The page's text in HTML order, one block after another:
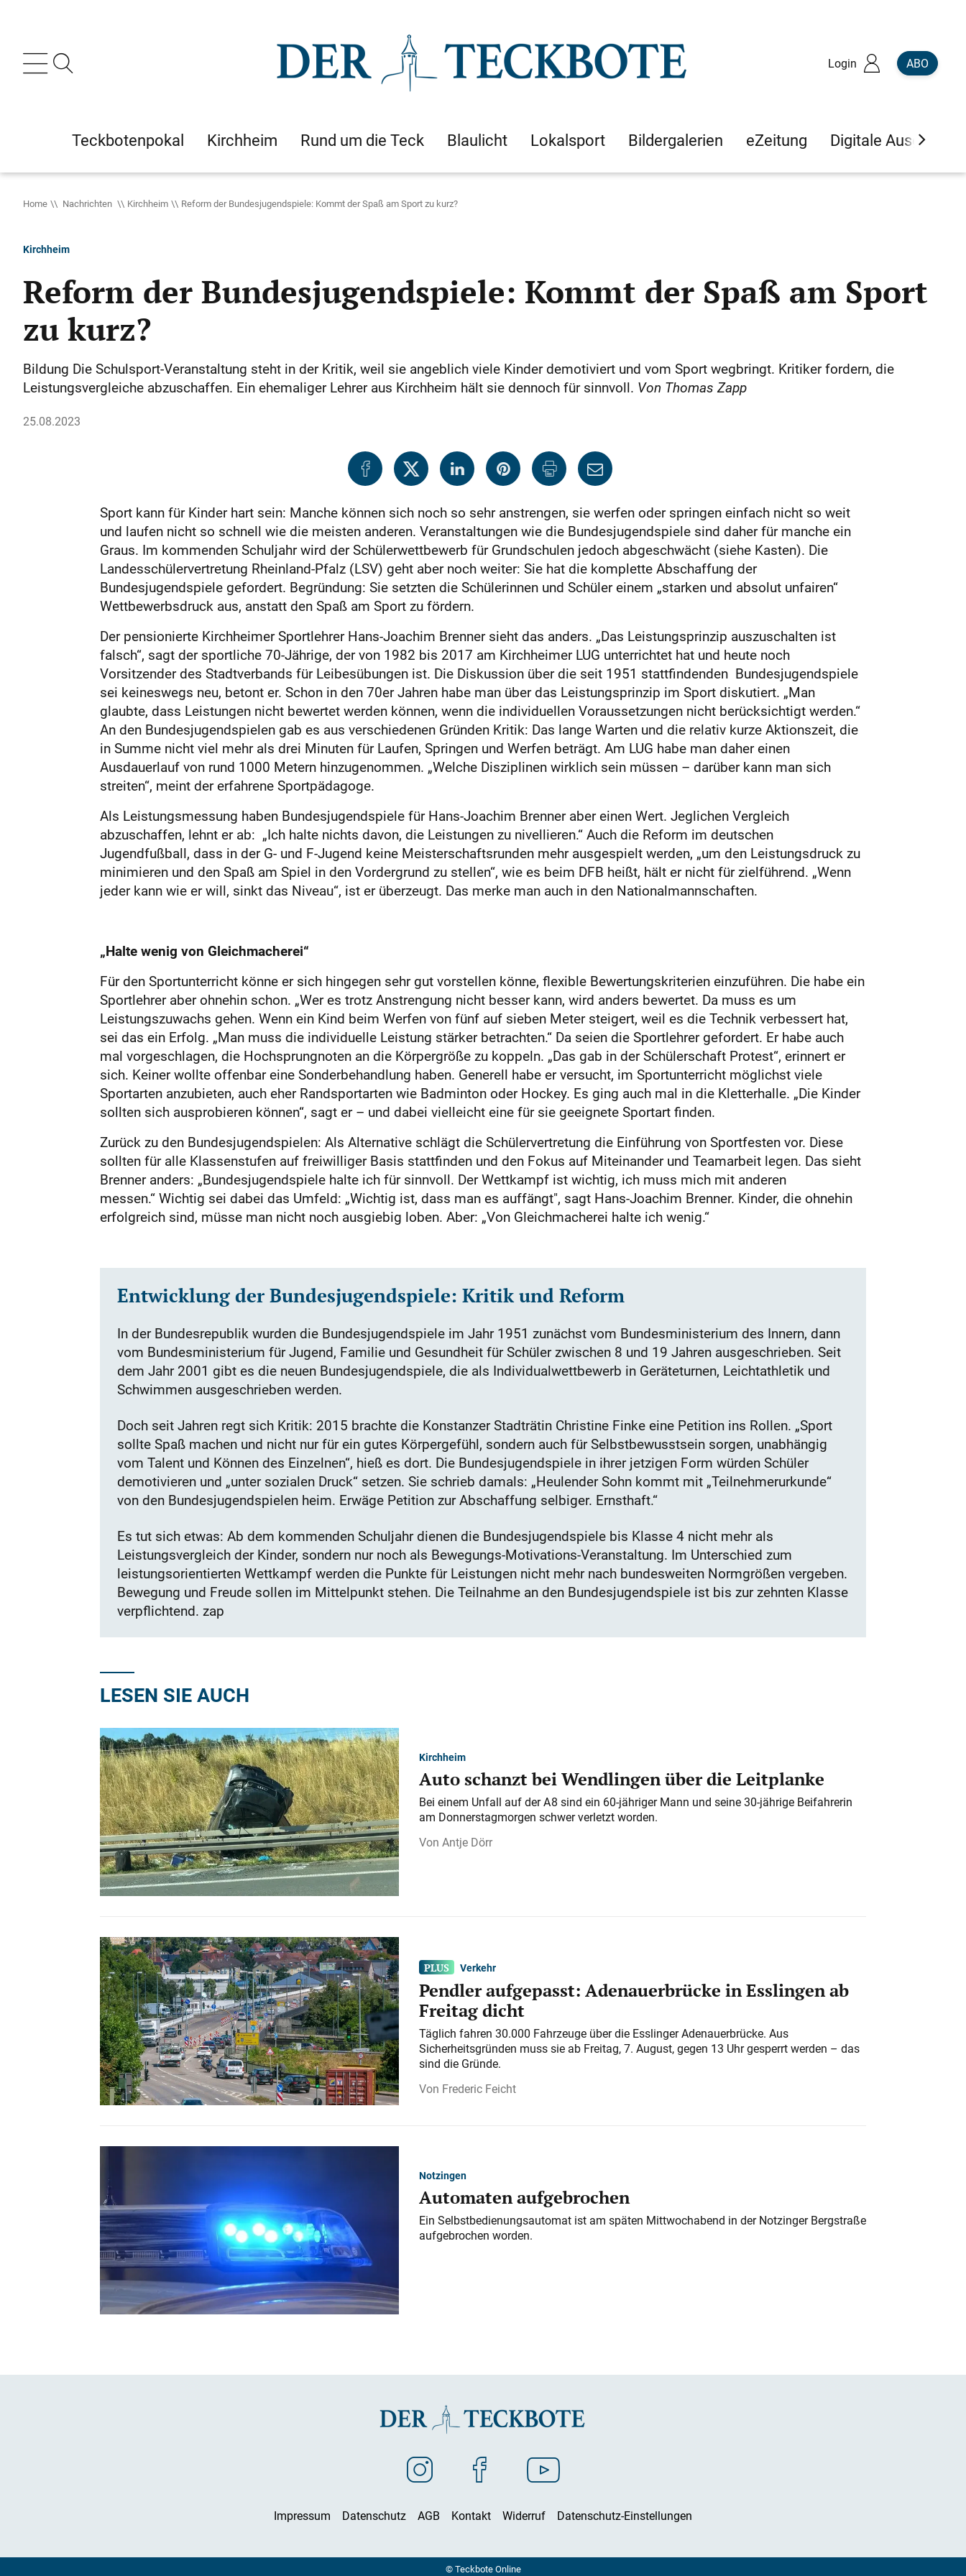
Login ABO
Teckbotenpokal Kirchheim Rund um die Teck Blaulicht Lokalsport Bildergalerien eZeitung Digitale Ausgaben
Home Nachrichten Kirchheim Reform der Bundesjugendspiele: Kommt der Spaß am Sport zu kurz?
Kirchheim
Reform der Bundesjugendspiele: Kommt der Spaß am Sport
zu kurz?
Bildung Die Schulsport-Veranstaltung steht in der Kritik, weil sie angeblich viele Kinder demotiviert und vom Sport wegbringt. Kritiker fordern, die
Leistungsvergleiche abzuschaffen. Ein ehemaliger Lehrer aus Kirchheim hält sie dennoch für sinnvoll. Von Thomas Zapp
25.08.2023
Sport kann für Kinder hart sein: Manche können sich noch so sehr anstrengen, sie werfen oder springen einfach nicht so weit
und laufen nicht so schnell wie die meisten anderen. Veranstaltungen wie die Bundesjugendspiele sind daher für manche ein
Graus. Im kommenden Schuljahr wird der Schülerwettbewerb für Grundschulen jedoch abgeschwächt (siehe Kasten). Die
Landesschülervertretung Rheinland-Pfalz (LSV) geht aber noch weiter: Sie hat die komplette Abschaffung der
Bundesjugendspiele gefordert. Begründung: Sie setzten die Schülerinnen und Schüler einem „starken und absolut unfairen“
Wettbewerbsdruck aus, anstatt den Spaß am Sport zu fördern.
Der pensionierte Kirchheimer Sportlehrer Hans-Joachim Brenner sieht das anders. „Das Leistungsprinzip auszuschalten ist
falsch“, sagt der sportliche 70-Jährige, der von 1982 bis 2017 am Kirchheimer LUG unterrichtet hat und heute noch
Vorsitzender des Stadtverbands für Leibesübungen ist. Die Diskussion über die seit 1951 stattfindenden Bundesjugendspiele
sei keineswegs neu, betont er. Schon in den 70er Jahren habe man über das Leistungsprinzip im Sport diskutiert. „Man
glaubte, dass Leistungen nicht bewertet werden können, wenn die individuellen Voraussetzungen nicht berücksichtigt werden.“
An den Bundesjugendspielen gab es aus verschiedenen Gründen Kritik: Das lange Warten und die relativ kurze Aktionszeit, die
in Summe nicht viel mehr als drei Minuten für Laufen, Springen und Werfen beträgt. Am LUG habe man daher einen
Ausdauerlauf von rund 1000 Metern hinzugenommen. „Welche Disziplinen wirklich sein müssen – darüber kann man sich
streiten“, meint der erfahrene Sportpädagoge.
Als Leistungsmessung haben Bundesjugendspiele für Hans-Joachim Brenner aber einen Wert. Jeglichen Vergleich
abzuschaffen, lehnt er ab: „Ich halte nichts davon, die Leistungen zu nivellieren.“ Auch die Reform im deutschen
Jugendfußball, dass in der G- und F-Jugend keine Meisterschaftsrunden mehr ausgespielt werden, „um den Leistungsdruck zu
minimieren und den Spaß am Spiel in den Vordergrund zu stellen“, wie es beim DFB heißt, hält er nicht für zielführend. „Wenn
jeder kann wie er will, sinkt das Niveau“, ist er überzeugt. Das merke man auch in den Nationalmannschaften.
„Halte wenig von Gleichmacherei“
Für den Sportunterricht könne er sich hingegen sehr gut vorstellen könne, flexible Bewertungskriterien einzuführen. Die habe ein
Sportlehrer aber ohnehin schon. „Wer es trotz Anstrengung nicht besser kann, wird anders bewertet. Da muss es um
Leistungszuwachs gehen. Wenn ein Kind beim Werfen von fünf auf sieben Meter steigert, weil es die Technik verbessert hat,
sei das ein Erfolg. „Man muss die individuelle Leistung stärker betrachten.“ Da seien die Sportlehrer gefordert. Er habe auch
mal vorgeschlagen, die Hochsprungnoten an die Körpergröße zu koppeln. „Das gab in der Schülerschaft Protest“, erinnert er
sich. Keiner wollte offenbar eine Sonderbehandlung haben. Generell habe er versucht, im Sportunterricht möglichst viele
Sportarten anzubieten, auch eher Randsportarten wie Badminton oder Hockey. Es ging auch mal in die Kletterhalle. „Die Kinder
sollten sich ausprobieren können“, sagt er – und dabei vielleicht eine für sie geeignete Sportart finden.
Zurück zu den Bundesjugendspielen: Als Alternative schlägt die Schülervertretung die Einführung von Sportfesten vor. Diese
sollten für alle Klassenstufen auf freiwilliger Basis stattfinden und den Fokus auf Miteinander und Teamarbeit legen. Das sieht
Brenner anders: „Bundesjugendspiele halte ich für sinnvoll. Der Wettkampf ist wichtig, ich muss mich mit anderen
messen.“ Wichtig sei dabei das Umfeld: „Wichtig ist, dass man es auffängt", sagt Hans-Joachim Brenner. Kinder, die ohnehin
erfolgreich sind, müsse man nicht noch ausgiebig loben. Aber: „Von Gleichmacherei halte ich wenig.“
Entwicklung der Bundesjugendspiele: Kritik und Reform
In der Bundesrepublik wurden die Bundesjugendspiele im Jahr 1951 zunächst vom Bundesministerium des Innern, dann
vom Bundesministerium für Jugend, Familie und Gesundheit für Schüler zwischen 8 und 19 Jahren ausgeschrieben. Seit
dem Jahr 2001 gibt es die neuen Bundesjugendspiele, die als Individualwettbewerb in Geräteturnen, Leichtathletik und
Schwimmen ausgeschrieben werden.
Doch seit Jahren regt sich Kritik: 2015 brachte die Konstanzer Stadträtin Christine Finke eine Petition ins Rollen. „Sport
sollte Spaß machen und nicht nur für ein gutes Körpergefühl, sondern auch für Selbstbewusstsein sorgen, unabhängig
vom Talent und Können des Einzelnen“, hieß es dort. Die Bundesjugendspiele in ihrer jetzigen Form würden Schüler
demotivieren und „unter sozialen Druck“ setzen. Sie schrieb damals: „Heulender Sohn kommt mit „Teilnehmerurkunde“
von den Bundesjugendspielen heim. Erwäge Petition zur Abschaffung selbiger. Ernsthaft.“
Es tut sich etwas: Ab dem kommenden Schuljahr dienen die Bundesjugendspiele bis Klasse 4 nicht mehr als
Leistungsvergleich der Kinder, sondern nur noch als Bewegungs-Motivations-Veranstaltung. Im Unterschied zum
leistungsorientierten Wettkampf werden die Punkte für Leistungen nicht mehr nach bundesweiten Normgrößen vergeben.
Bewegung und Freude sollen im Mittelpunkt stehen. Die Teilnahme an den Bundesjugendspiele ist bis zur zehnten Klasse
verpflichtend. zap
LESEN SIE AUCH
Kirchheim
Auto schanzt bei Wendlingen über die Leitplanke
Bei einem Unfall auf der A 8 sind ein 60-jähriger Mann und seine 30-jährige Beifahrerin
am Donnerstagmorgen schwer verletzt worden.
Antje Dörr
Verkehr
Pendler aufgepasst: Adenauerbrücke in Esslingen ab
Freitag dicht
Täglich fahren 30.000 Fahrzeuge über die Esslinger Adenauerbrücke. Aus
Sicherheitsgründen muss sie ab Freitag, 7. August, gegen 13 Uhr gesperrt werden – das
sind die Gründe.
Frederic Feicht
Notzingen
Automaten aufgebrochen
Ein Selbstbedienungsautomat ist am späten Mittwochabend in der Notzinger Bergstraße
aufgebrochen worden.
Impressum Datenschutz AGB Kontakt Widerruf Datenschutz-Einstellungen
© Teckbote Online